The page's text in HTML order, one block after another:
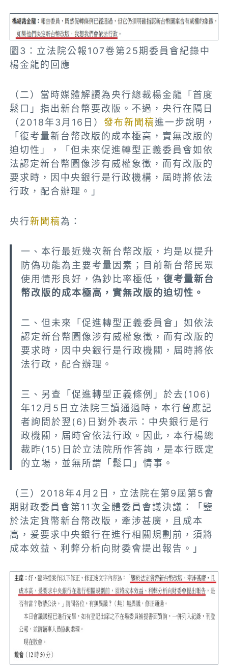
圖3：立法院公報107卷第25期委員會紀錄中
楊金龍的回應
（二）當時媒體解讀為央行總裁楊金龍「首度
鬆口」指出新台幣要改版。不過，央行在隔日
（2018年3月16日）發布新聞稿進一步說明，
「復考量新台幣改版的成本極高，實無改版的
迫切性」，「但未來促進轉型正義委員會如依
法認定新台幣圖像涉有威權象徵，而有改版的
要求時，因中央銀行是行政機構，屆時將依法
行政，配合辦理。」
央行新聞稿為：
一、本行最近幾次新台幣改版，均是以提升
防偽功能為主要考量因素；目前新台幣民眾
使用情形良好，偽鈔比率極低，復考量新台
幣改版的成本極高，實無改版的迫切性。
二、但未來「促進轉型正義委員會」如依法
認定新台幣圖像涉有威權象徵，而有改版的
要求時，因中央銀行是行政機關，屆時將依
法行政，配合辦理。
三、另查「促進轉型正義條例」於去(106)
年12月5日立法院三讀通過時，本行曾應記
者詢問於翌(6)日對外表示：中央銀行是行
政機關，屆時會依法行政。因此，本行楊總
裁昨(15)日於立法院所作答詢，是本行既定
的立場，並無所謂「鬆口」情事。
（三）2018年4月2日，立法院在第9屆第5會
期財政委員會第11次全體委員會議決議：「鑒
於法定貨幣新台幣改版，牽涉甚廣，且成本
高，爰要求中央銀行在進行相關規劃前，須將
成本效益、利弊分析向財委會提出報告。」